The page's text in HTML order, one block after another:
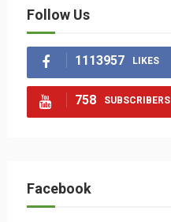
Follow Us
1113957 LIKES
758 SUBSCRIBERS
Facebook